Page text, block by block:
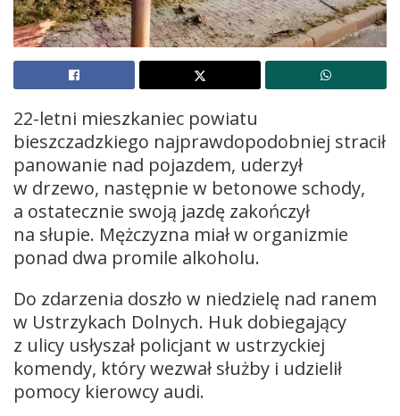
22-letni mieszkaniec powiatu
bieszczadzkiego najprawdopodobniej stracił
panowanie nad pojazdem, uderzył
w drzewo, następnie w betonowe schody,
a ostatecznie swoją jazdę zakończył
na słupie. Mężczyzna miał w organizmie
ponad dwa promile alkoholu.
Do zdarzenia doszło w niedzielę nad ranem
w Ustrzykach Dolnych. Huk dobiegający
z ulicy usłyszał policjant w ustrzyckiej
komendy, który wezwał służby i udzielił
pomocy kierowcy audi.